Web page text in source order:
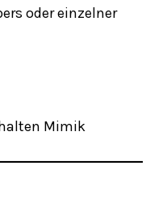
oder einzelner